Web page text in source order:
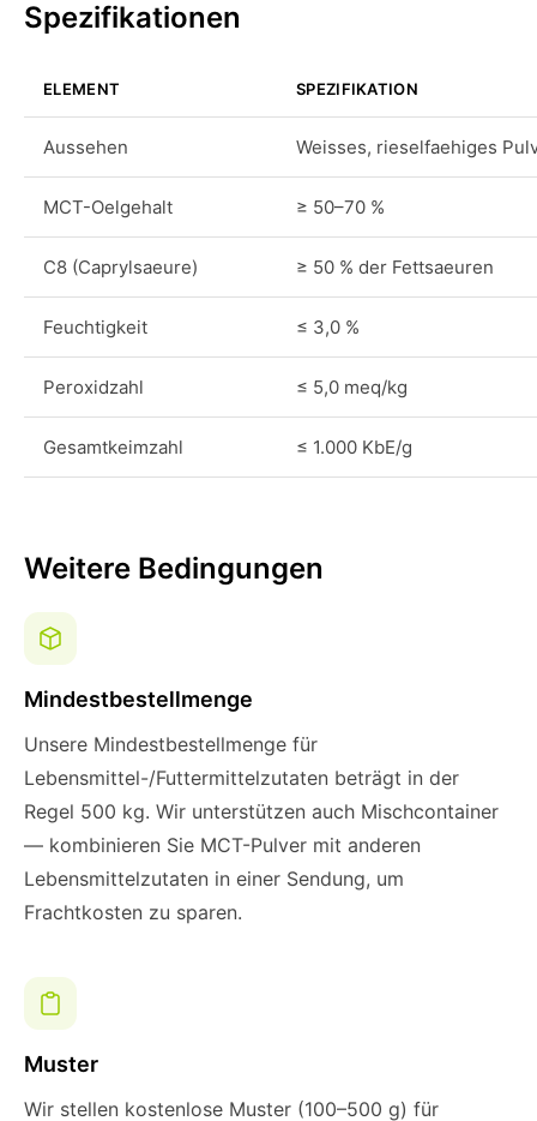
Spezifikationen
ELEMENT SPEZIFIKATION
Aussehen Weisses, rieselfaehiges
MCT-Oelgehalt ≥ 50–70 %
C8 (Caprylsaeure) ≥ 50 % der Fettsaeuren
Feuchtigkeit ≤ 3,0 %
Peroxidzahl ≤ 5,0 meq/kg
Gesamtkeimzahl ≤ 1.000 KbE/g
Weitere Bedingungen
Mindestbestellmenge
Unsere Mindestbestellmenge für
Lebensmittel-/Futtermittelzutaten beträgt in der
Regel 500 kg. Wir unterstützen auch Mischcontainer
— kombinieren Sie MCT-Pulver mit anderen
Lebensmittelzutaten in einer Sendung, um
Frachtkosten zu sparen.
Muster
Wir stellen kostenlose Muster (100–500 g) für